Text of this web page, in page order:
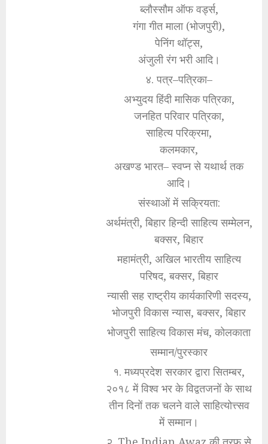
ब्लौस्सौम ऑफ वर्ड्स,
गंगा गीत माला (भोजपुरी),
पेनिंग थॉट्स,
अंजुली रंग भरी आदि।
४. पत्र–पत्रिका–
अभ्युदय हिंदी मासिक पत्रिका,
जनहित परिवार पत्रिका,
साहित्य परिक्रमा,
कलमकार,
अखण्ड भारत– स्वप्न से यथार्थ तक
आदि।
संस्थाओं में सक्रियता:
अर्थमंत्री, बिहार हिन्दी साहित्य सम्मेलन,
बक्सर, बिहार
महामंत्री, अखिल भारतीय साहित्य
परिषद, बक्सर, बिहार
न्यासी सह राष्ट्रीय कार्यकारिणी सदस्य,
भोजपुरी विकास न्यास, बक्सर, बिहार
भोजपुरी साहित्य विकास मंच, कोलकाता
सम्मान/पुरस्कार
१. मध्यप्रदेश सरकार द्वारा सितम्बर,
२०१८ में विश्व भर के विद्वतजनों के साथ
तीन दिनों तक चलने वाले साहित्योत्त्सव
में सम्मान।